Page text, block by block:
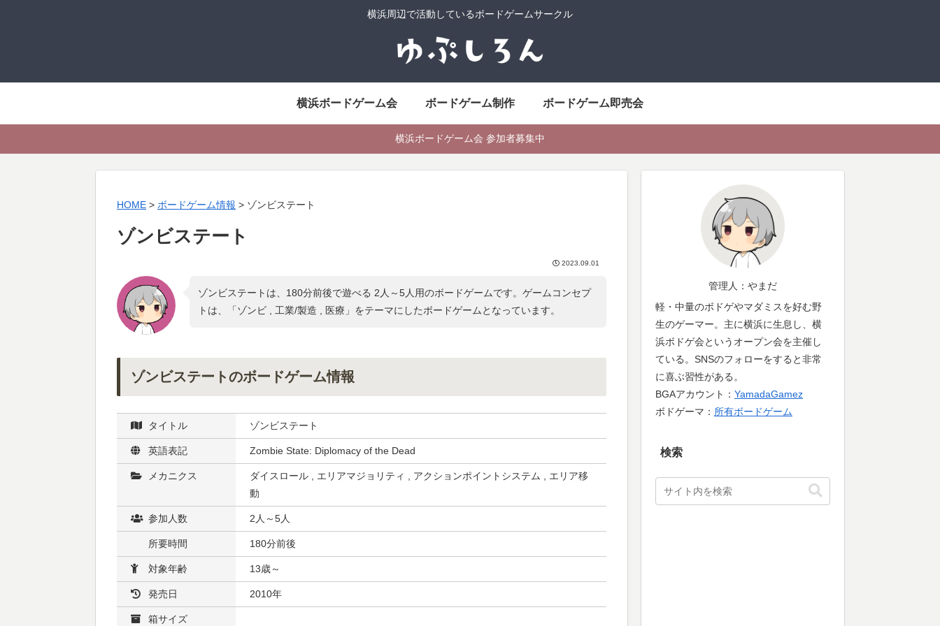
横浜周辺で活動しているボードゲームサークル
横浜ボードゲーム会 ボードゲーム制作 ボードゲーム即売会
横浜ボードゲーム会 参加者募集中
HOME > ボードゲーム情報 > ゾンビステート
ゾンビステート
2023.09.01
ゾンビステートは、180分前後で遊べる 2人～5人用のボードゲームです。ゲームコンセプ
トは、「ゾンビ , 工業/製造 , 医療 」をテーマにしたボードゲームとなっています。
ゾンビステートのボードゲーム情報
タイトル ゾンビステート
英語表記 Zombie State: Diplomacy of the Dead
メカニクス
ダイスロール , エリアマジョリティ , アクションポイントシステム , エリア移
動
参加人数 2人～5人
所要時間 180分前後
対象年齢 13歳～
発売日 2010年
箱サイズ
管理人：やまだ
軽・中量のボドゲやマダミスを好む野
生のゲーマー。主に横浜に生息し、横
浜ボドゲ会というオープン会を主催し
ている。SNSのフォローをすると非常
に喜ぶ習性がある。
BGAアカウント： YamadaGamez
ボドゲーマ： 所有ボードゲーム
検索